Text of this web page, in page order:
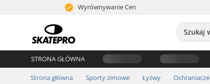
Wyrównywanie Cen
STRONA GŁÓWNA
Strona główna Sporty zimowe Łyżwy Ochraniacze